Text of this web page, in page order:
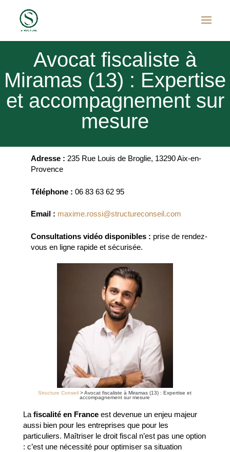
Avocat fiscaliste à
Miramas (13) : Expertise
et accompagnement sur
mesure
Adresse : 235 Rue Louis de Broglie, 13290 Aix-en-
Provence
Téléphone : 06 83 63 62 95
Email : maxime.rossi@structureconseil.com
Consultations vidéo disponibles : prise de rendez-
vous en ligne rapide et sécurisée.
Structure Conseil >Avocat fiscaliste à Miramas (13) : Expertise et
accompagnement sur mesure
Lafiscalité en Franceest devenue un enjeu majeur
aussi bien pour les entreprises que pour les
particuliers. Maîtriser le droit fiscal n’est pas une option
: c’est une nécessité pour optimiser sa situation